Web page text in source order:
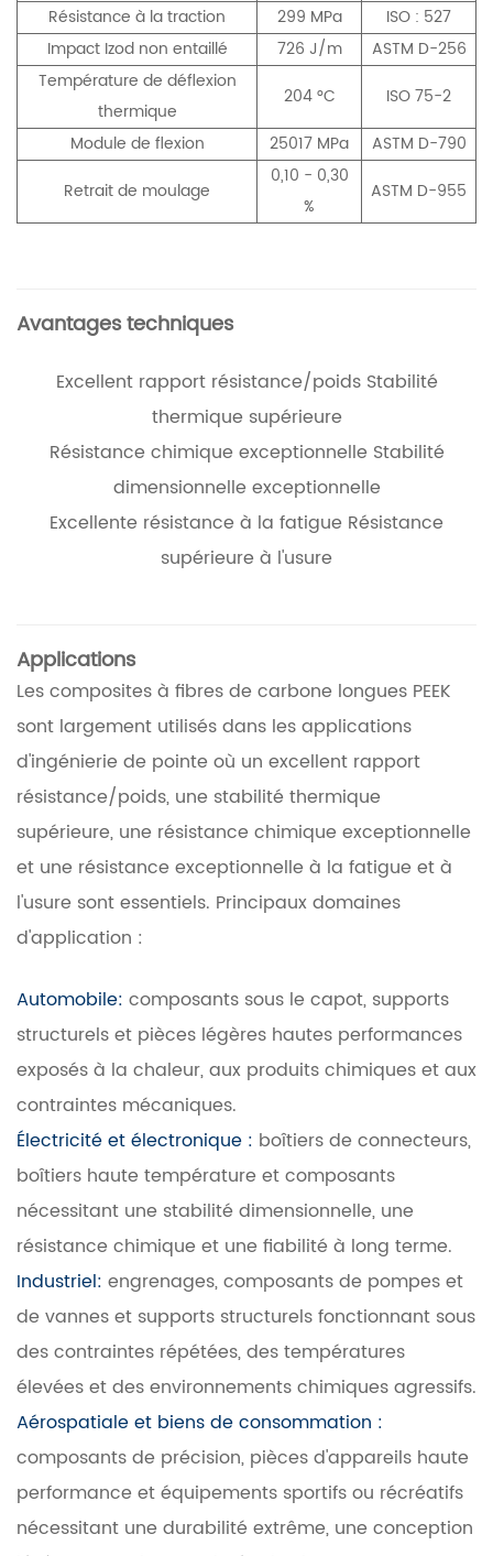
Résistance à la traction 299 MPa
ISO : 527
Impact Izod non entaillé
726 J/m
ASTM D-256
Température de déflexion
thermique
204 °C
ISO 75-2
Module de flexion
25017 MPa
ASTM D-790
Retrait de moulage
0,10 - 0,30
%
ASTM D-955
Avantages techniques
Excellent rapport résistance/poids Stabilité
thermique supérieure
Résistance chimique exceptionnelle Stabilité
dimensionnelle exceptionnelle
Excellente résistance à la fatigue Résistance
supérieure à l'usure
Applications
Les composites à fibres de carbone longues PEEK
sont largement utilisés dans les applications
d'ingénierie de pointe où un excellent rapport
résistance/poids, une stabilité thermique
supérieure, une résistance chimique exceptionnelle
et une résistance exceptionnelle à la fatigue et à
l'usure sont essentiels. Principaux domaines
d'application :
Automobile: composants sous le capot, supports
structurels et pièces légères hautes performances
exposés à la chaleur, aux produits chimiques et aux
contraintes mécaniques.
Électricité et électronique : boîtiers de connecteurs,
boîtiers haute température et composants
nécessitant une stabilité dimensionnelle, une
résistance chimique et une fiabilité à long terme.
Industriel: engrenages, composants de pompes et
de vannes et supports structurels fonctionnant sous
des contraintes répétées, des températures
élevées et des environnements chimiques agressifs.
Aérospatiale et biens de consommation :
composants de précision, pièces d'appareils haute
performance et équipements sportifs ou récréatifs
nécessitant une durabilité extrême, une conception